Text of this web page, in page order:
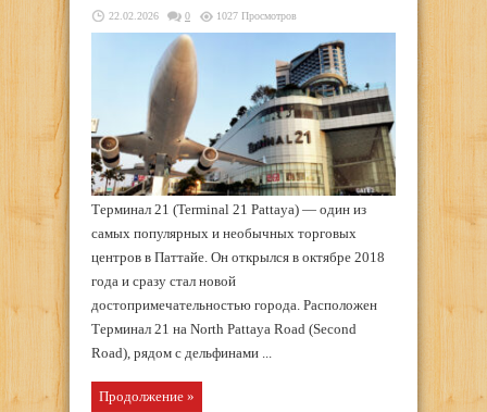
22.02.2026 0 1027 Просмотров
Терминал 21 (Terminal 21 Pattaya) — один из
самых популярных и необычных торговых
центров в Паттайе. Он открылся в октябре 2018
года и сразу стал новой
достопримечательностью города. Расположен
Терминал 21 на North Pattaya Road (Second
Road), рядом с дельфинами ...
Продолжение »